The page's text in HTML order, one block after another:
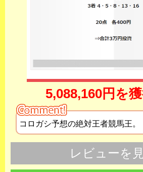
5,088,160円を獲
コロガシ予想の絶対王者競馬王。
レビューを